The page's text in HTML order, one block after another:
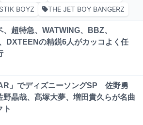
BOYZ THE JET BOY BANGERZ
、超特急、WATWING、BBZ、
DXTEENの精鋭6人がカッコよく任
」でディズニーソングSP 佐野勇
野晶哉、髙塚大夢、増田貴久らが名曲
ト